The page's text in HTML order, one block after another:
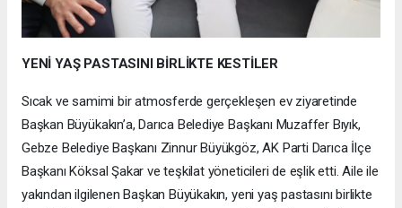
YENİ YAŞ PASTASINI BİRLİKTE KESTİLER
Sıcak ve samimi bir atmosferde gerçekleşen ev ziyaretinde
Başkan Büyükakın’a, Darıca Belediye Başkanı Muzaffer Bıyık,
Gebze Belediye Başkanı Zinnur Büyükgöz, AK Parti Darıca İlçe
Başkanı Köksal Şakar ve teşkilat yöneticileri de eşlik etti. Aile ile
yakından ilgilenen Başkan Büyükakın, yeni yaş pastasını birlikte